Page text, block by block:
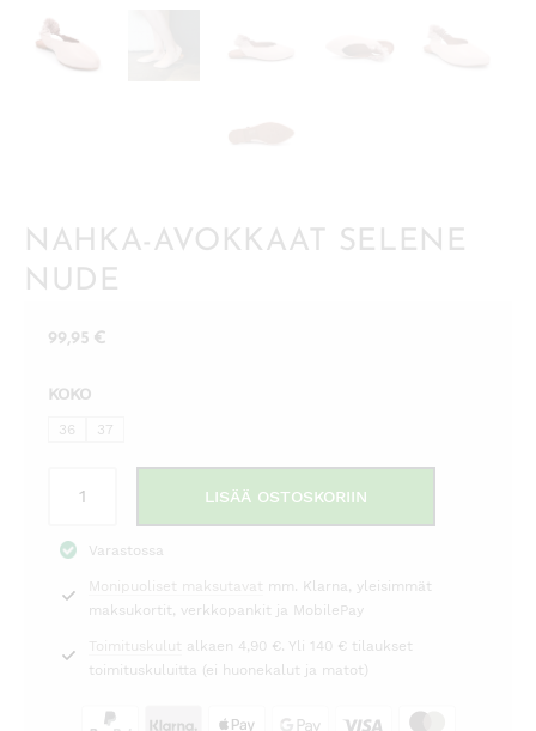
NAHKA-AVOKKAAT SELENE
NUDE
99,95 €
KOKO
36 37
avokkaat
nude
määrä
LISÄÄ OSTOSKORIIN
Varastossa
Monipuoliset maksutavat mm. Klarna, yleisimmät
maksukortit, verkkopankit ja MobilePay
Toimituskulut alkaen 4,90 €. Yli 140 € tilaukset
toimituskuluitta (ei huonekalut ja matot)